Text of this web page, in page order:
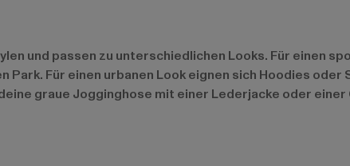
und passen zu unterschiedlichen Looks. Für einen
Für einen urbanen Look eignen sich Hoodies
graue Jogginghose mit einer Lederjacke oder